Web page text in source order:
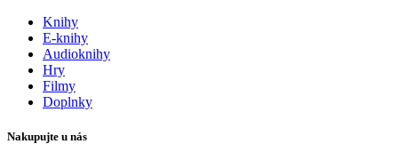
Knihy
E-knihy
Audioknihy
Hry
Filmy
Doplnky
Nakupujte u nás